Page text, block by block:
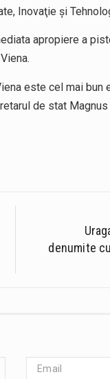
Inovaţie şi
apropiere a
este cel mai bun
de stat
denumite